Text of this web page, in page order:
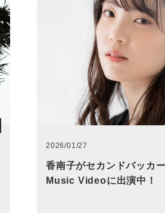
2026/01/27
香南子がセカンドバッカ
Music Videoに出演中！